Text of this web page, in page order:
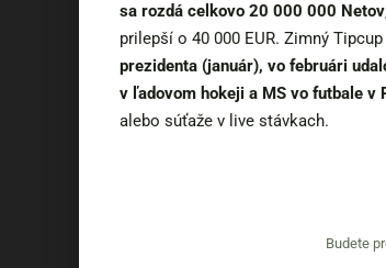
sa rozdá celkovo 20 000 000 Netov
prilepší o 40 000 EUR. Zimný
prezidenta (január), vo februári
v ľadovom hokeji a MS vo futbale v
alebo súťaže v live stávkach.
Budete